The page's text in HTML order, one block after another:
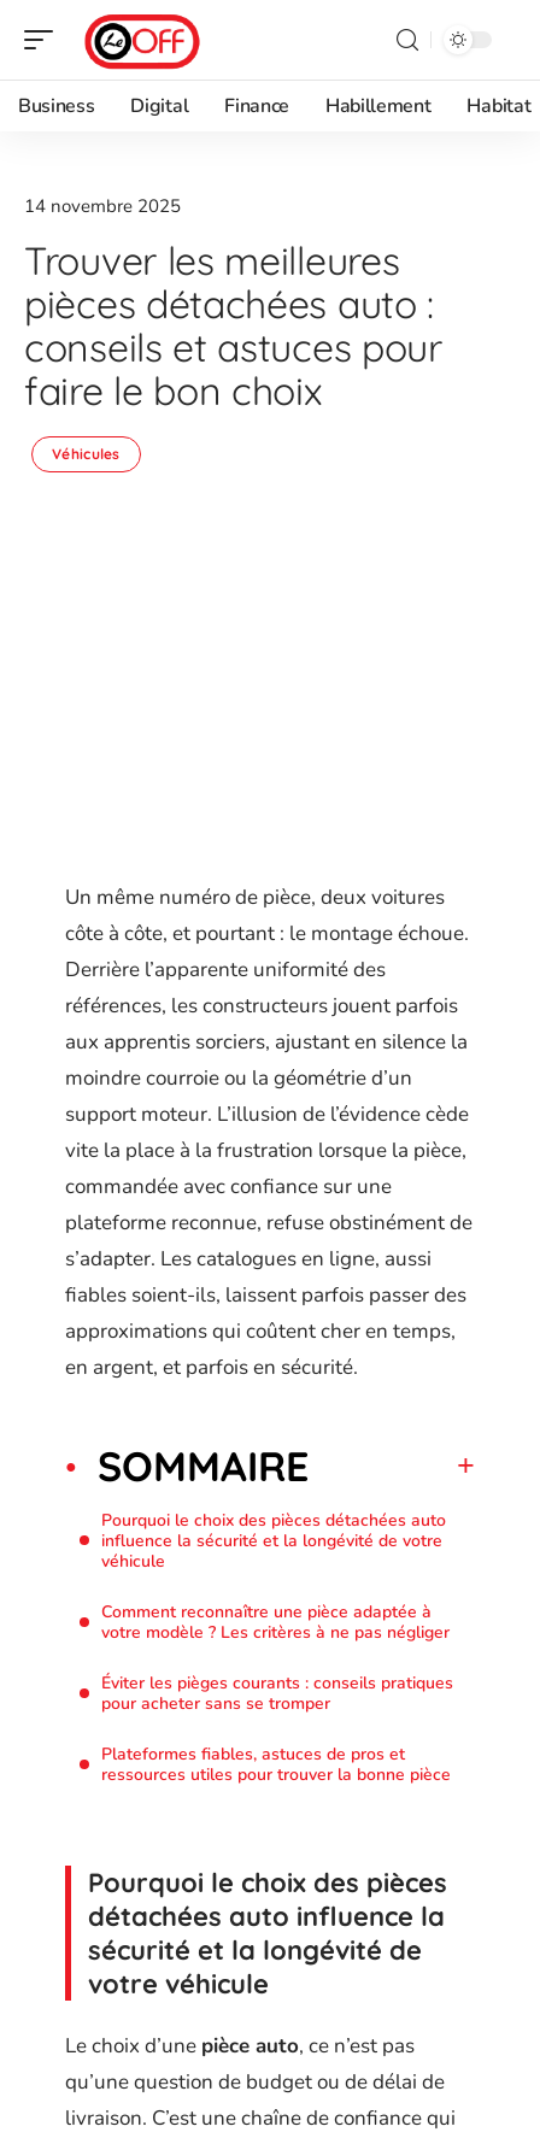
Business Digital Finance Habillement Habitat
14 novembre 2025
Trouver les meilleures
pièces détachées auto :
conseils et astuces pour
faire le bon choix
Véhicules
Un même numéro de pièce, deux voitures
côte à côte, et pourtant : le montage échoue.
Derrière l’apparente uniformité des
références, les constructeurs jouent parfois
aux apprentis sorciers, ajustant en silence la
moindre courroie ou la géométrie d’un
support moteur. L’illusion de l’évidence cède
vite la place à la frustration lorsque la pièce,
commandée avec confiance sur une
plateforme reconnue, refuse obstinément de
s’adapter. Les catalogues en ligne, aussi
fiables soient-ils, laissent parfois passer des
approximations qui coûtent cher en temps,
en argent, et parfois en sécurité.
SOMMAIRE
Pourquoi le choix des pièces détachées auto
influence la sécurité et la longévité de votre
véhicule
Comment reconnaître une pièce adaptée à
votre modèle ? Les critères à ne pas négliger
Éviter les pièges courants : conseils pratiques
pour acheter sans se tromper
Plateformes fiables, astuces de pros et
ressources utiles pour trouver la bonne pièce
Pourquoi le choix des pièces
détachées auto influence la
sécurité et la longévité de
votre véhicule
Le choix d’une pièce auto, ce n’est pas
qu’une question de budget ou de délai de
livraison. C’est une chaîne de confiance qui